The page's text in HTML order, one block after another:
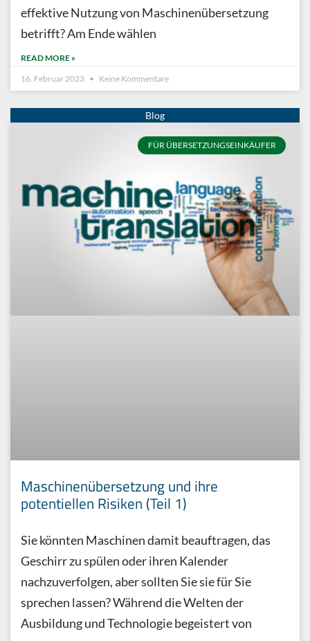
effektive Nutzung von Maschinenübersetzung
betrifft? Am Ende wählen
READ MORE »
16. Februar 2023
Keine Kommentare
FÜR ÜBERSETZUNGSEINKÄUFER
Maschinenübersetzung und ihre
potentiellen Risiken (Teil 1)
Sie könnten Maschinen damit beauftragen, das
Geschirr zu spülen oder ihren Kalender
nachzuverfolgen, aber sollten Sie sie für Sie
sprechen lassen? Während die Welten der
Ausbildung und Technologie begeistert von